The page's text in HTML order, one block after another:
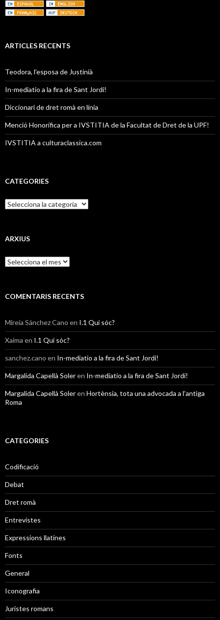
ARTICLES RECENTS
Teodora, l’esposa de Justinià
In-mediatio a la fira de Sant Jordi!
Diccionari de dret romà en línia
Menció Honorífica per a IVSTITIA de la Facultat de Dret de la UPF!
IVSTITIA a culturaclassica.com
CATEGORIES
C
a
g
r
i
ARXIUS
A
r
u
COMENTARIS RECENTS
Mireia Sánchez Cano en I.1 Qui sóc?
Xaima en I.1 Qui sóc?
sanchez.cano en In-mediatio a la fira de Sant Jordi!
Margalida Capellà Soleren In-mediatio a la fira de Sant Jordi!
Margalida Capellà Soleren Hortènsia, tota una advocada a l’antiga
Roma
CATEGORIES
Codificació
Debat
Dret romà
Entrevistes
Expressions llatines
Fonts
General
Iconografia
Juristes romans